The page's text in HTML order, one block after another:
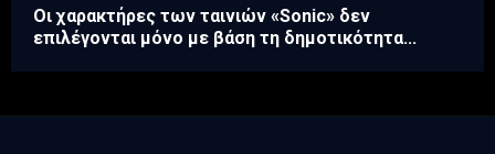
Οι χαρακτήρες των ταινιών «Sonic» δεν
επιλέγονται μόνο με βάση τη δημοτικότητα...